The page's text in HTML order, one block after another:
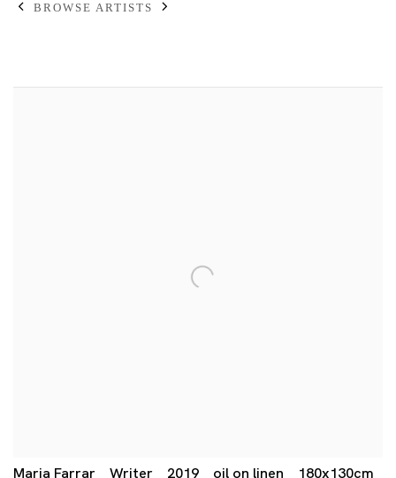
BROWSE ARTISTS
Maria Farrar Writer 2019 oil on linen 180x130cm